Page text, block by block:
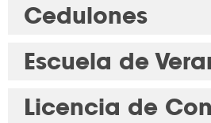
Cedulones
Escuela de
Licencia de